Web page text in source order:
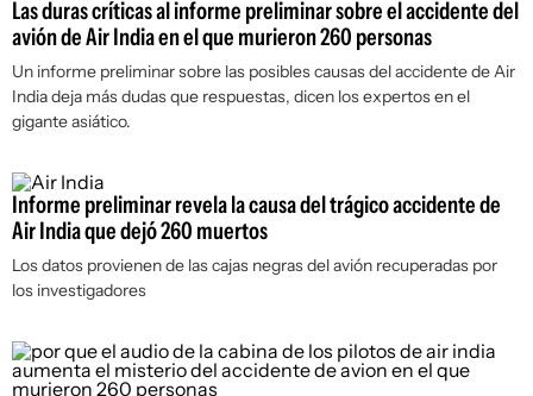
Las duras críticas al informe preliminar sobre el accidente del
avión de Air India en el que murieron 260 personas
Un informe preliminar sobre las posibles causas del accidente de Air
India deja más dudas que respuestas, dicen los expertos en el
gigante asiático.
Informe preliminar revela la causa del trágico accidente de
Air India que dejó 260 muertos
Los datos provienen de las cajas negras del avión recuperadas por
los investigadores